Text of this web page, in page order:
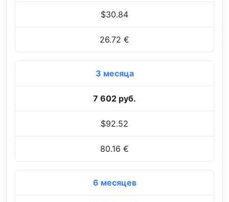
$30.84
26.72 €
3 месяца
7 602 руб.
$92.52
80.16 €
6 месяцев